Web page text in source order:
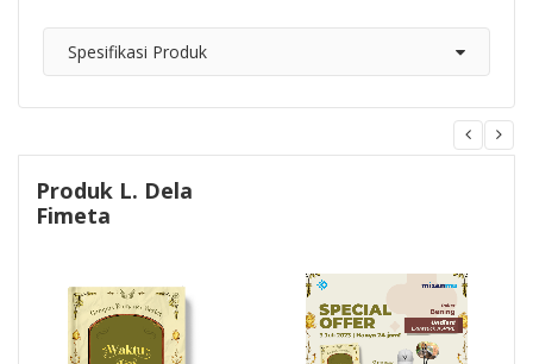
Spesifikasi Produk
Produk L. Dela
Fimeta